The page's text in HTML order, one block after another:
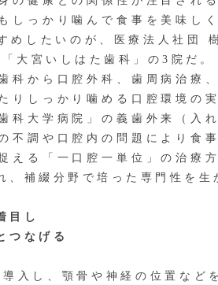
しっかり噛んで食事を美味し
めしたいのが、医療法人社団
大宮いしはた歯科」の3院だ。
から口腔外科、歯周病治療
りしっかり噛める口腔環境の
科大学病院」の義歯外来（入
不調や口腔内の問題により食
える「一口腔一単位」の治療
、補綴分野で培った専門性を
目し
つなげる
入し、顎骨や神経の位置など